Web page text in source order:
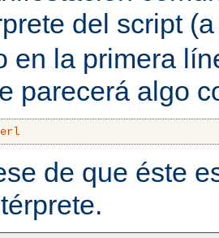
del script
en la primera
parecerá algo
de que éste